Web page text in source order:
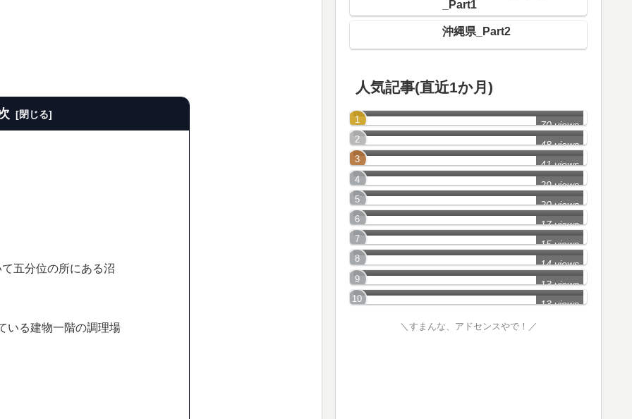
五分位の所にある沼
いる建物一階の調理場
_Part1
沖縄県_Part2
人気記事(直近1か月)
70 views
青森県_Part1
48 views
宮城県_Part13
41 views
宮城県_Part25
29 views
岩手県_Part6
20 views
福島県_Part3
17 views
宮城県_Part23
15 views
青森県_Part2
14 views
宮城県_Part37
13 views
宮城県_Part1
13 views
＼すまんな、アドセンスやで！／